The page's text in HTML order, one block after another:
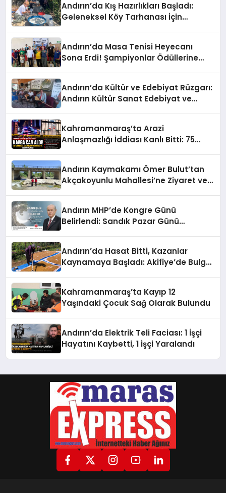
Andırın’da Kış Hazırlıkları Başladı:
Geleneksel Köy Tarhanası İçin
Andırın’da Masa Tenisi Heyecanı
Sona Erdi! Şampiyonlar Ödüllerine
Andırın’da Kültür ve Edebiyat Rüzgarı:
Andırın Kültür Sanat Edebiyat ve
Kahramanmaraş’ta Arazi
Anlaşmazlığı İddiası Kanlı Bitti: 75
Andırın Kaymakamı Ömer Bulut’tan
Akçakoyunlu Mahallesi’ne Ziyaret ve
Andırın MHP’de Kongre Günü
Belirlendi: Sandık Pazar Günü
Andırın’da Hasat Bitti, Kazanlar
Kaynamaya Başladı: Akifiye’de Bulgur
Kahramanmaraş’ta Kayıp 12
Yaşındaki Çocuk Sağ Olarak Bulundu
Andırın’da Elektrik Teli Faciası: 1 İşçi
Hayatını Kaybetti, 1 İşçi Yaralandı